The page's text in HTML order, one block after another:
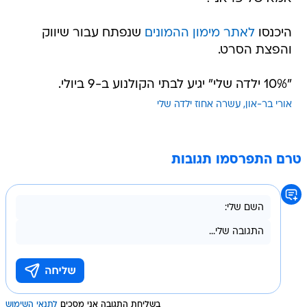
היכנסולאתר מימון ההמונים שנפתח עבור שיווק
והפצת הסרט.
"10% ילדה שלי" יגיע לבתי הקולנוע ב-9 ביולי.
אורי בר-און עשרה אחוז ילדה שלי
טרם התפרסמו תגובות
בשליחת התגובה אני מסכים לתנאי השימוש